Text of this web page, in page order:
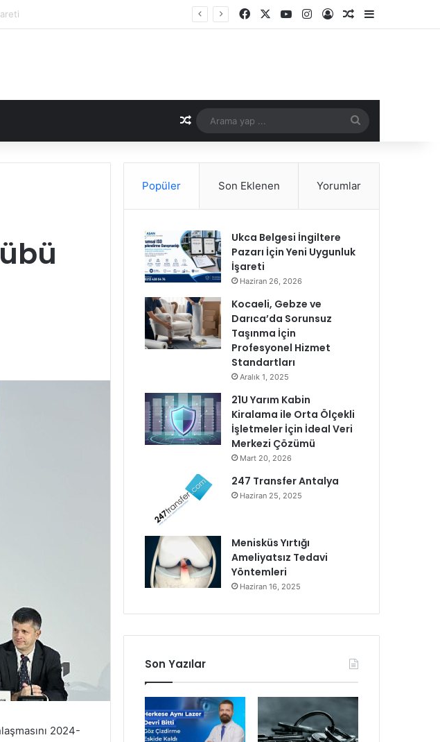
ile Hayalinizdeki Saçlara Kavuşun Facebook YouTubeInstagramKayıt OlRastgele Makale
Rastgele Makale
yap
2024-
Popüler Son Eklenen Yorumlar
Ukca Belgesi İngiltere
Pazarı İçin Yeni Uygunluk
İşareti
Haziran 26, 2026
Kocaeli, Gebze ve
Darıca’da Sorunsuz
Taşınma İçin
Profesyonel Hizmet
Standartları
Aralık 1, 2025
21U Yarım Kabin
Kiralama ile Orta Ölçekli
İşletmeler İçin İdeal Veri
Merkezi Çözümü
Mart 20, 2026
247 Transfer Antalya
Haziran 25, 2025
Menisküs Yırtığı
Ameliyatsız Tedavi
Yöntemleri
Haziran 16, 2025
Son Yazılar